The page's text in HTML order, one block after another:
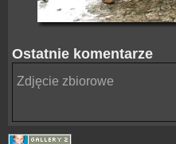
Ostatnie komentarze
Zdjęcie zbiorowe